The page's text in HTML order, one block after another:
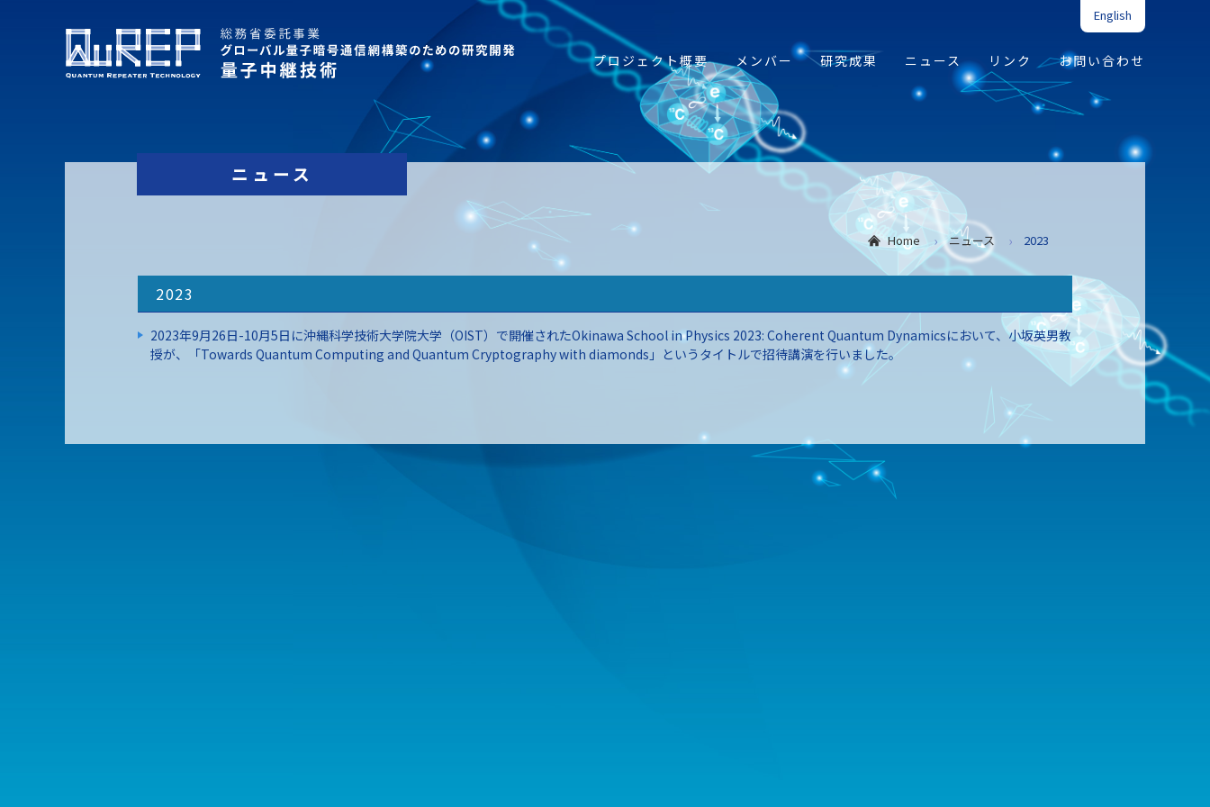
English
プロジェクト概要 メンバー 研究成果 ニュース リンク お問い合わせ
ニュース
Home ニュース 2023
2023
2023年9月26日-10月5日に沖縄科学技術大学院大学（OIST）で開催されたOkinawa School in Physics 2023: Coherent Quantum Dynamicsにおいて、小坂英男教
授が、「Towards Quantum Computing and Quantum Cryptography with diamonds」というタイトルで招待講演を行いました。